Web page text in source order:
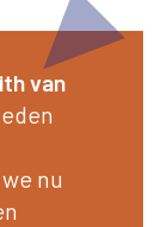
van
nu